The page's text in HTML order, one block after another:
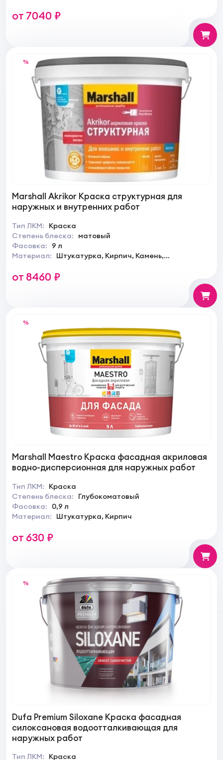
от 7040 ₽
%
Marshall Akrikor Краска структурная для
наружных и внутренних работ
Тип ЛКМ:
Краска
Степень блеска:
матовый
Фасовка:
9 л
Материал:
от 8460 ₽
%
Marshall Maestro Краска фасадная акриловая
водно-дисперсионная для наружных работ
Тип ЛКМ:
Краска
Степень блеска:
Глубокоматовый
Фасовка:
0,9 л
Материал:
Штукатурка, Кирпич
от 630 ₽
%
Dufa Premium Siloxane Краска фасадная
силоксановая водоотталкивающая для
наружных работ
Тип ЛКМ: Краска